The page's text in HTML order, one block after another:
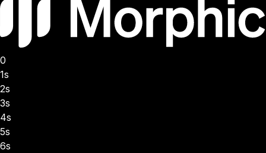
0
1s
2s
3s
4s
5s
6s